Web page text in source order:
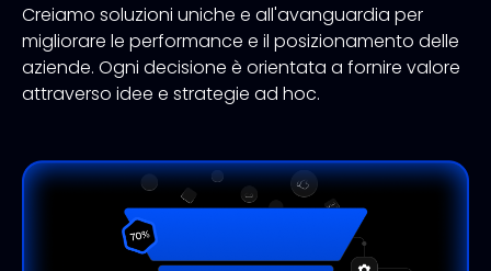
Creiamo soluzioni uniche e all'avanguardia per
migliorare le performance e il posizionamento delle
aziende. Ogni decisione è orientata a fornire valore
attraverso idee e strategie ad hoc.